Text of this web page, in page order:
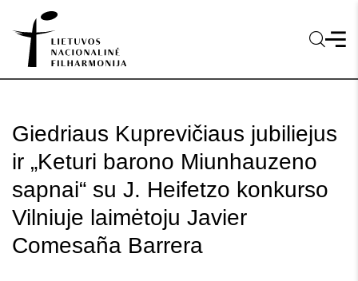
Giedriaus Kuprevičiaus jubiliejus
ir „Keturi barono Miunhauzeno
sapnai“ su J. Heifetzo konkurso
Vilniuje laimėtoju Javier
Comesaña Barrera